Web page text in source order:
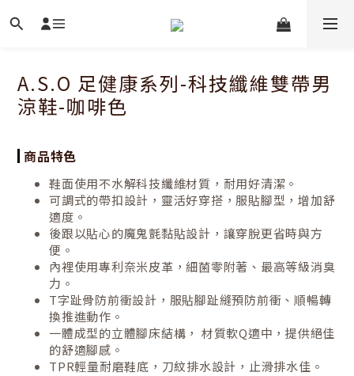
A.S.O 足健康系列-科技纖維雙帶男
涼鞋-咖啡色
商品特色
鞋面使用不水解科技纖維材質，耐用好清潔。
可調式的帶扣設計，靈活好穿搭，服貼腳型，增加舒
適度。
後跟以貼心的魔鬼氈黏貼設計，讓穿脫更省時與方
便。
內裡使用專利奈米皮革，細菌零附著、最高等級消臭
力。
T字趾骨防前衝設計，服貼腳趾縫預防前衝、順暢轉
換推進動作。
一體成型的立體腳床結構， 材質軟Q適中，提供絕佳
的舒適腳感。
TPR輕量耐磨鞋底，刀紋排水設計，止滑排水佳。